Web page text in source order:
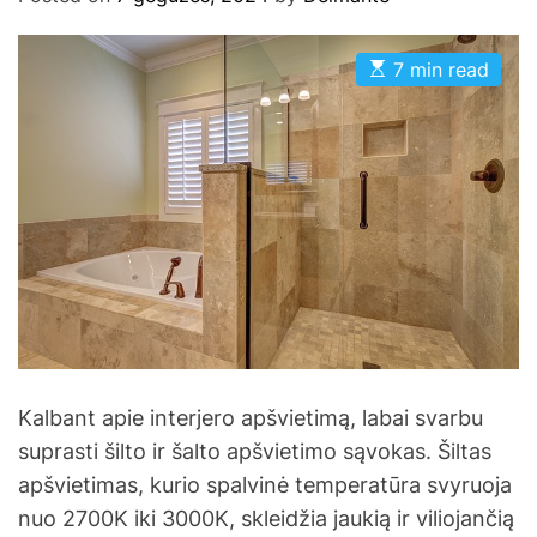
E
s
t
i
m
a
t
d
r
e
a
t
i
m
e
7 min read
Kalbant apie interjero apšvietimą, labai svarbu
suprasti šilto ir šalto apšvietimo sąvokas. Šiltas
apšvietimas, kurio spalvinė temperatūra svyruoja
nuo 2700K iki 3000K, skleidžia jaukią ir viliojančią